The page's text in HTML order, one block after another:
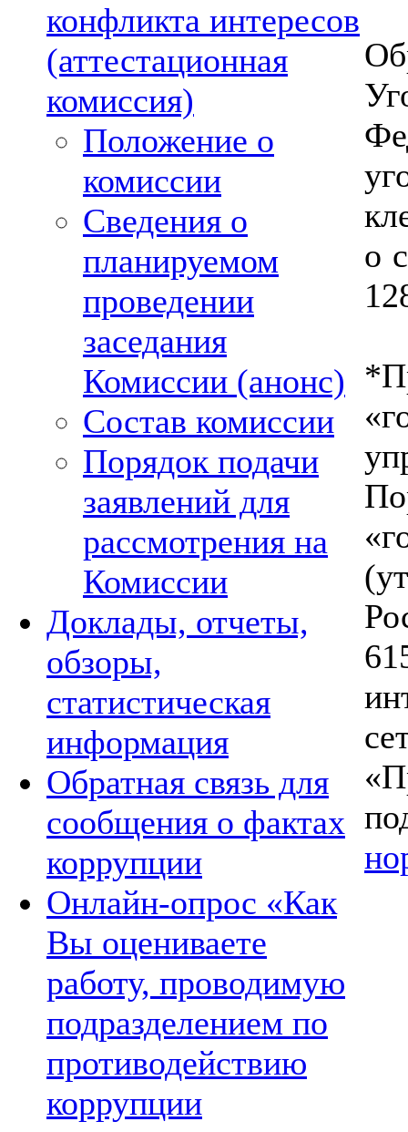
конфликта интересов
(аттестационная
комиссия)
Положение о
комиссии
Сведения о
планируемом
проведении
заседания
Комиссии (анонс)
Состав комиссии
Порядок подачи
заявлений для
рассмотрения на
Комиссии
Доклады, отчеты,
обзоры,
статистическая
информация
Обратная связь для
сообщения о фактах
коррупции
Онлайн-опрос «Как
Вы оцениваете
работу, проводимую
подразделением по
противодействию
коррупции
о